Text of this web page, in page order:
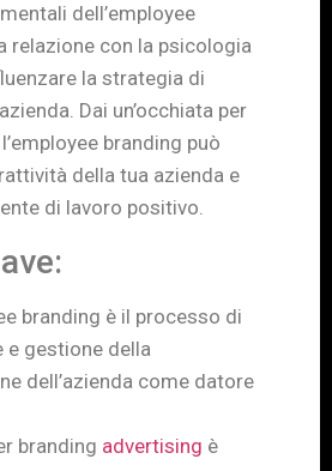
dell’employee
relazione con la psicologia
la strategia di
Dai un’occhiata per
branding può
della tua azienda e
di lavoro positivo.
branding è il processo di
e gestione della
dell’azienda come datore
branding advertising è